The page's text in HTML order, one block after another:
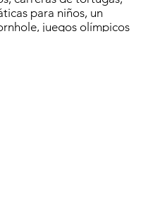
para niños, un
juegos olímpicos